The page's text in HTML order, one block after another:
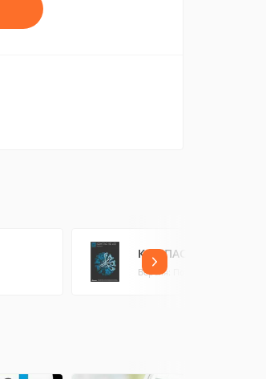
КОМПАС-3D
Версия: Посл